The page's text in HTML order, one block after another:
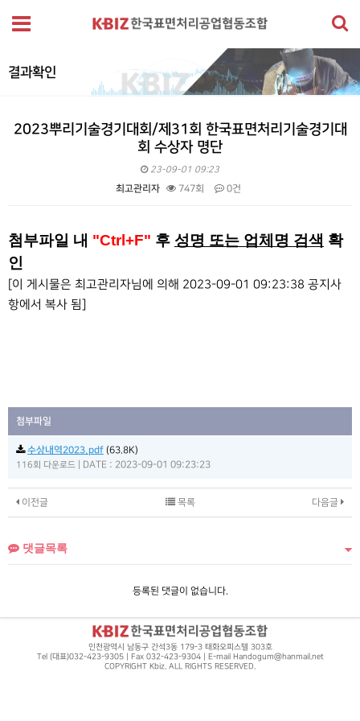
결과확인
2023뿌리기술경기대회/제31회 한국표면처리기술경기대
회 수상자 명단
23-09-01 09:23
최고관리자 747회 0건
첨부파일 내 "Ctrl+F" 후 성명 또는 업체명 검색 확
인
[이 게시물은 최고관리자님에 의해 2023-09-01 09:23:38 공지사
항에서 복사 됨]
첨부파일
수상내역2023.pdf (63.8K)
116회 다운로드 DATE : 2023-09-01 09:23:23
이전글 다음글
목록
댓글목록
등록된 댓글이 없습니다.
인천광역시 남동구 간석3동 179-3 태화오피스텔 303호
Tel (대표)032-423-9305 | Fax 032-423-9304 | E-mail Handogum@hanmail.net
COPYRIGHT Kbiz. ALL RIGHTS RESERVED.